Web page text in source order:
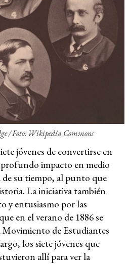
/ Foto: Wikipedia Commons
jóvenes de convertirse en
impacto en medio
de su tiempo, al punto que
La iniciativa también
y entusiasmo por las
en el verano de 1886 se
de Estudiantes
los siete jóvenes que
allí para ver la